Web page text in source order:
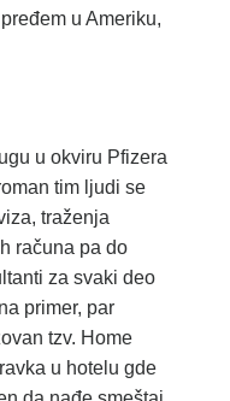
u Ameriku,
u okviru Pfizera
tim ljudi se
traženja
računa pa do
za svaki deo
primer, par
tzv. Home
u hotelu gde